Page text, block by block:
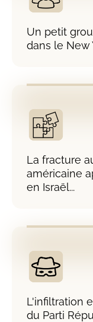
Un petit
dans le New
La fracture
américaine
en Israël...
L'infiltration
du Parti